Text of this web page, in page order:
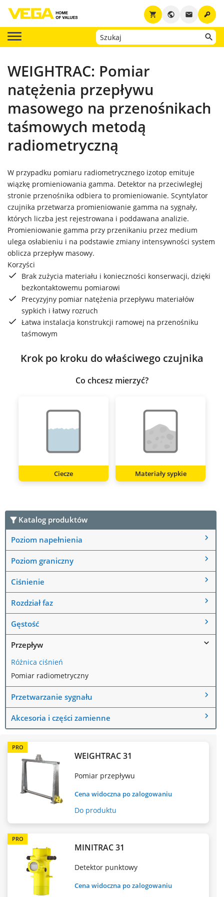
key
email
public
shopping_cart
WEIGHTRAC: Pomiar
natężenia przepływu
masowego na przenośnikach
taśmowych metodą
radiometryczną
W przypadku pomiaru radiometrycznego izotop emituje
wiązkę promieniowania gamma. Detektor na przeciwległej
stronie przenośnika odbiera to promieniowanie. Scyntylator
czujnika przetwarza promieniowanie gamma na sygnały,
których liczba jest rejestrowana i poddawana analizie.
Promieniowanie gamma przy przenikaniu przez medium
ulega osłabieniu i na podstawie zmiany intensywności system
oblicza przepływ masowy.
Korzyści
Brak zużycia materiału i konieczności konserwacji, dzięki
bezkontaktowemu pomiarowi
Precyzyjny pomiar natężenia przepływu materiałów
sypkich i łatwy rozruch
Łatwa instalacja konstrukcji ramowej na przenośniku
taśmowym
Krok po kroku do właściwego czujnika
Co chcesz mierzyć?
Ciecze Materiały sypkie
Katalog produktów
Poziom napełnienia
Poziom graniczny
Ciśnienie
Rozdział faz
Gęstość
Przepływ
Różnica ciśnień
Pomiar radiometryczny
Przetwarzanie sygnału
Akcesoria i części zamienne
PRO
WEIGHTRAC 31
Pomiar przepływu
Cena widoczna po zalogowaniu
Do produktu
PRO
MINITRAC 31
Detektor punktowy
Cena widoczna po zalogowaniu